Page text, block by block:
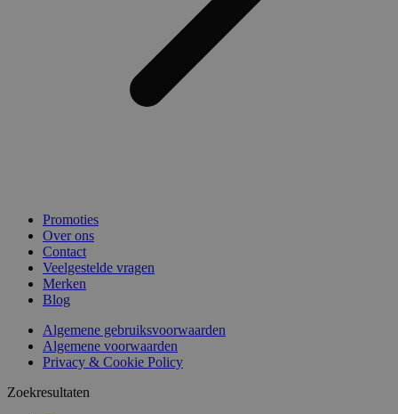
Promoties
Over ons
Contact
Veelgestelde vragen
Merken
Blog
Algemene gebruiksvoorwaarden
Algemene voorwaarden
Privacy & Cookie Policy
Zoekresultaten